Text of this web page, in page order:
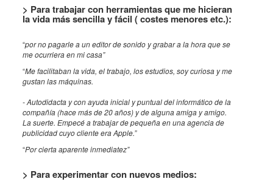
> Para trabajar con herramientas que me hicieran
la vida más sencilla y fácil ( costes menores etc.):
“por no pagarle a un editor de sonido y grabar a la hora que se
me ocurriera en mi casa”
“Me facilitaban la vida, el trabajo, los estudios, soy curiosa y me
gustan las máquinas.
- Autodidacta y con ayuda inicial y puntual del informático de la
compañía (hace más de 20 años) y de alguna amiga y amigo.
La suerte. Empecé a trabajar de pequeña en una agencia de
publicidad cuyo cliente era Apple.”
“Por cierta aparente inmediatez”
> Para experimentar con nuevos medios: